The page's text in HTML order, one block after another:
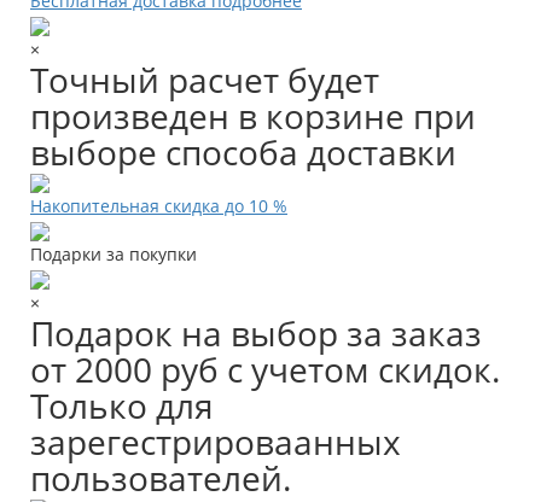
×
Точный расчет будет
произведен в корзине при
выборе способа доставки
Накопительная скидка до 10 %
Подарки за покупки
×
Подарок на выбор за заказ
от 2000 руб с учетом скидок.
Только для
зарегестрироваанных
пользователей.